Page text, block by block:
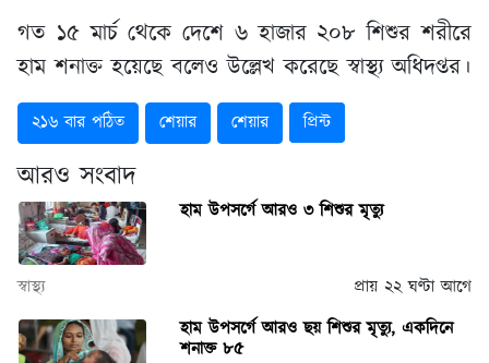
গত ১৫ মার্চ থেকে দেশে ৬ হাজার ২০৮ শিশুর শরীরে
হাম শনাক্ত হয়েছে বলেও উল্লেখ করেছে স্বাস্থ্য অধিদপ্তর।
২১৬ বার পঠিত শেয়ার শেয়ার প্রিন্ট
আরও সংবাদ
হাম উপসর্গে আরও ৩ শিশুর মৃত্যু
স্বাস্থ্য
প্রায় ২২ ঘণ্টা আগে
হাম উপসর্গে আরও ছয় শিশুর মৃত্যু, একদিনে
শনাক্ত ৮৫